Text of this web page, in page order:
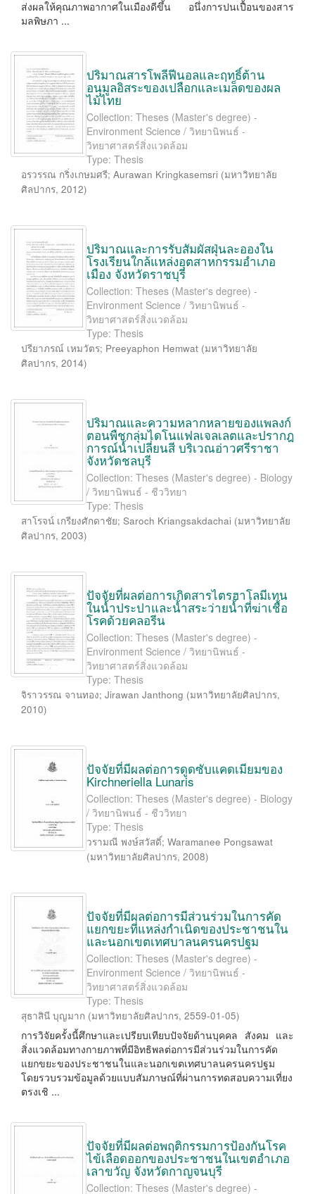
ส่งผลให้คุณภาพอากาศในเมืองดีขึ้น อนึ่งการปนเปื้อนของสาร
มลพิษภา ...
ปริมาณสารโพลีฟีนอลและฤทธิ์ต้าน
อนุมูลอิสระของเปลือกและเมล็ดของผล
ไม้ไทย
Collection: Theses (Master's degree) -
Environment Science / วิทยานิพนธ์ -
วิทยาศาสตร์สิ่งแวดล้อม
Type: Thesis
อรวรรณ กริ่งเกษมศรี; Aurawan Kringkasemsri (มหาวิทยาลัย
ศิลปากร, 2012)
ปริมาณและการรับสัมผัสฝุ่นละอองใน
โรงเรียนใกล้แหล่งอุตสาหกรรมอำเภอ
เมือง จังหวัดราชบุรี
Collection: Theses (Master's degree) -
Environment Science / วิทยานิพนธ์ -
วิทยาศาสตร์สิ่งแวดล้อม
Type: Thesis
ปรียาภรณ์ เหมวัตร; Preeyaphon Hemwat (มหาวิทยาลัย
ศิลปากร, 2014)
ปริมาณและความหลากหลายของแพลงก์
ตอนพืชกลุ่มไดโนแฟลเจลเลตและปรากฎ
การณ์น้ำเปลี่ยนสี บริเวณอ่าวศรีราชา
จังหวัดชลบุรี
Collection: Theses (Master's degree) - Biology
/ วิทยานิพนธ์ - ชีววิทยา
Type: Thesis
สาโรจน์ เกรียงศักดาชัย; Saroch Kriangsakdachai (มหาวิทยาลัย
ศิลปากร, 2003)
ปัจจัยที่ผลต่อการเกิดสารไตรฮาโลมีเทน
ในน้ำประปาและน้ำสระว่ายน้ำที่ฆ่าเชื้อ
โรคด้วยคลอรีน
Collection: Theses (Master's degree) -
Environment Science / วิทยานิพนธ์ -
วิทยาศาสตร์สิ่งแวดล้อม
Type: Thesis
จิราวรรณ จานทอง; Jirawan Janthong (มหาวิทยาลัยศิลปากร,
2010)
ปัจจัยที่มีผลต่อการดูดซับแคดเมียมของ
Kirchneriella Lunaris
Collection: Theses (Master's degree) - Biology
/ วิทยานิพนธ์ - ชีววิทยา
Type: Thesis
วรามณี พงษ์สวัสดิ์; Waramanee Pongsawat
(มหาวิทยาลัยศิลปากร, 2008)
ปัจจัยที่มีผลต่อการมีส่วนร่วมในการคัด
แยกขยะที่แหล่งกำเนิดของประชาชนใน
และนอกเขตเทศบาลนครนครปฐม
Collection: Theses (Master's degree) -
Environment Science / วิทยานิพนธ์ -
วิทยาศาสตร์สิ่งแวดล้อม
Type: Thesis
สุธาสินี บุญมาก (มหาวิทยาลัยศิลปากร, 2559-01-05)
การวิจัยครั้งนี้ศึกษาและเปรียบเทียบปัจจัยด้านบุคคล สังคม และ
สิ่งแวดล้อมทางกายภาพที่มีอิทธิพลต่อการมีส่วนร่วมในการคัด
แยกขยะของประชาชนในและนอกเขตเทศบาลนครนครปฐม
โดยรวบรวมข้อมูลด้วยแบบสัมภาษณ์ที่ผ่านการทดสอบความเที่ยง
ตรงเชิ ...
ปัจจัยที่มีผลต่อพฤติกรรมการป้องกันโรค
ไข้เลือดออกของประชาชนในเขตอำเภอ
เลาขวัญ จังหวัดกาญจนบุรี
Collection: Theses (Master's degree) -